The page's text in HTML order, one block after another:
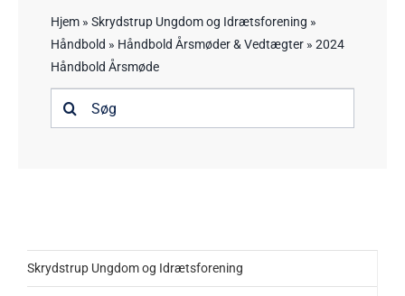
Information
Kontakt
Hjem» Skrydstrup Ungdom og Idrætsforening »
Håndbold » Håndbold Årsmøder & Vedtægter» 2024
Håndbold Årsmøde
Søg
efter:
Skrydstrup Ungdom og Idrætsforening